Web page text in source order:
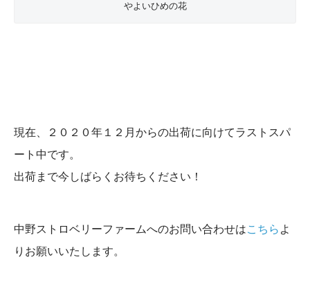
やよいひめの花
現在、２０２０年１２月からの出荷に向けてラストスパ
ート中です。
出荷まで今しばらくお待ちください！
中野ストロベリーファームへのお問い合わせはこちら よ
りお願いいたします。